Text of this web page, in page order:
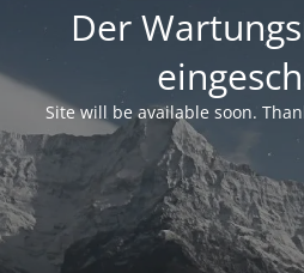
Der
Site will be available soon.